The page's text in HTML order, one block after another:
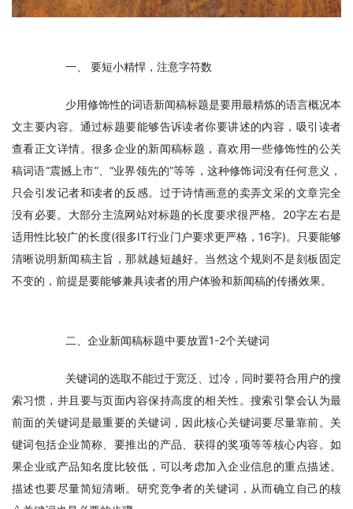
一、 要短小精悍，注意字符数
少用修饰性的词语新闻稿标题是要用最精炼的语言概况本
文主要内容。通过标题要能够告诉读者你要讲述的内容，吸引读者
查看正文详情。很多企业的新闻稿标题，喜欢用一些修饰性的公关
稿词语“震撼上市”、“业界领先的”等等，这种修饰词没有任何意义，
只会引发记者和读者的反感。过于诗情画意的卖弄文采的文章完全
没有必要。大部分主流网站对标题的长度要求很严格。20字左右是
适用性比较广的长度(很多IT行业门户要求更严格，16字)。只要能够
清晰说明新闻稿主旨，那就越短越好。当然这个规则不是刻板固定
不变的，前提是要能够兼具读者的用户体验和新闻稿的传播效果。
二、企业新闻稿标题中要放置1-2个关键词
关键词的选取不能过于宽泛、过冷，同时要符合用户的搜
索习惯，并且要与页面内容保持高度的相关性。搜索引擎会认为最
前面的关键词是最重要的关键词，因此核心关键词要尽量靠前。关
键词包括企业简称、要推出的产品、获得的奖项等等核心内容。如
果企业或产品知名度比较低，可以考虑加入企业信息的重点描述。
描述也要尽量简短清晰。研究竞争者的关键词，从而确立自己的核